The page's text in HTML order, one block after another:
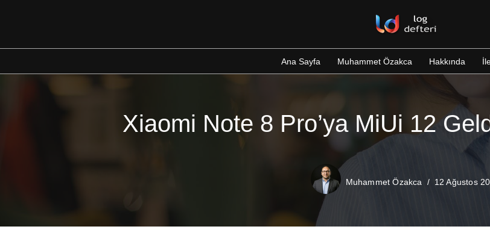
geç
Ana Sayfa Muhammet Özakca Hakkında
Xiaomi Note 8 Pro’ya MiUi 12
Muhammet Özakca 12 Ağustos